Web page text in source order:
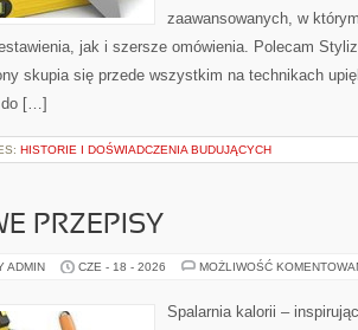
zaawansowanych, w
jak i szersze omówienia. Polecam
skupia się przede wszystkim na technikach
do […]
HISTORIE I DOŚWIADCZENIA BUDUJĄCYCH
PRZEPISY
ADMIN CZE - 18 - 2026 MOŻLIWOŚĆ
Spalarnia kalorii –